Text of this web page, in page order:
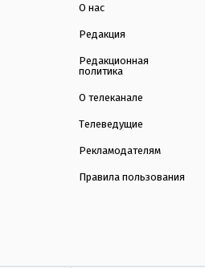
О нас
Редакция
Редакционная
политика
О телеканале
Телеведущие
Рекламодателям
Правила пользования